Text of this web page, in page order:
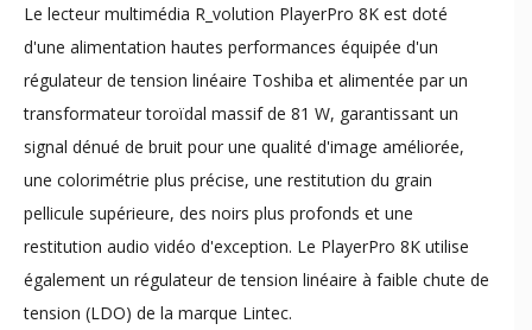
Le lecteur multimédia R_volution PlayerPro 8K est doté
d'une alimentation hautes performances équipée d'un
régulateur de tension linéaire Toshiba et alimentée par un
transformateur toroïdal massif de 81 W, garantissant un
signal dénué de bruit pour une qualité d'image améliorée,
une colorimétrie plus précise, une restitution du grain
pellicule supérieure, des noirs plus profonds et une
restitution audio vidéo d'exception. Le PlayerPro 8K utilise
également un régulateur de tension linéaire à faible chute de
tension (LDO) de la marque Lintec.